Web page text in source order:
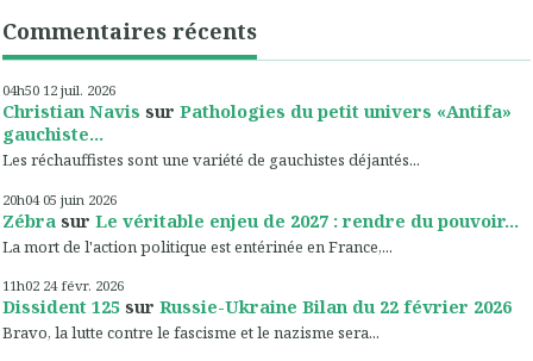
Commentaires récents
04h50 12 juil. 2026
Christian Navis sur Pathologies du petit univers «Antifa»
gauchiste...
Les réchauffistes sont une variété de gauchistes déjantés...
20h04 05 juin 2026
Zébra sur Le véritable enjeu de 2027 : rendre du pouvoir...
La mort de l'action politique est entérinée en France,...
11h02 24 févr. 2026
Dissident 125 sur Russie-Ukraine Bilan du 22 février 2026
Bravo, la lutte contre le fascisme et le nazisme sera...